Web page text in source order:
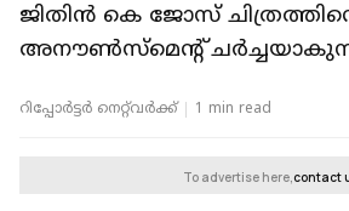
ജിതിൻ കെ ജോസ്
അനൗൺസ്‌മെന്റ്
റിപ്പോർട്ടർ നെറ്റ്‌വര്‍ക്ക്‌ 1 min read
To advertise here,contact